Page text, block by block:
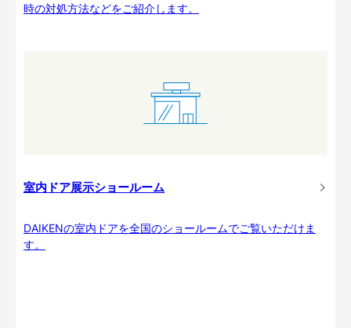
時の対処方法などをご紹介します。
室内ドア展示ショールーム
DAIKENの室内ドアを全国のショールームでご覧いただけま
す。